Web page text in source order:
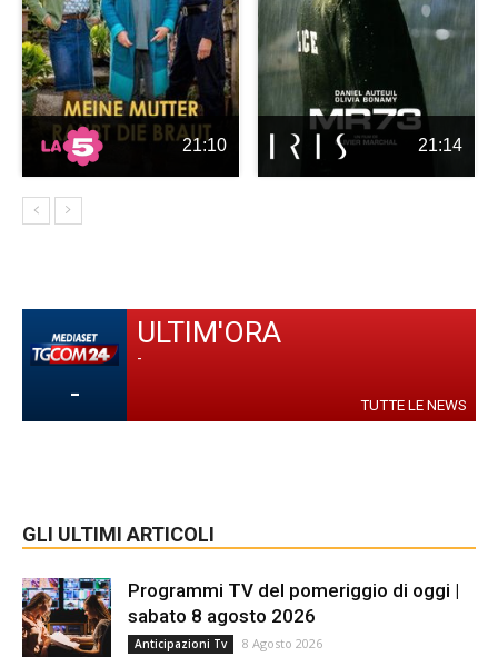
21:10 21:14
-
ULTIM'ORA
-
TUTTE LE NEWS
GLI ULTIMI ARTICOLI
Programmi TV del pomeriggio di oggi |
sabato 8 agosto 2026
Anticipazioni Tv 8 Agosto 2026